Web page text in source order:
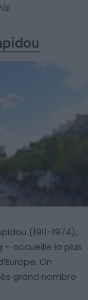
(1911-1974),
accueille la plus
On
grand nombre